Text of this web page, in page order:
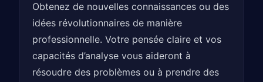
Obtenez de nouvelles connaissances ou des
idées révolutionnaires de manière
professionnelle. Votre pensée claire et vos
capacités d’analyse vous aideront à
résoudre des problèmes ou à prendre des